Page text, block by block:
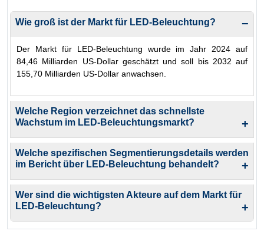
Wie groß ist der Markt für LED-Beleuchtung? −
Der Markt für LED-Beleuchtung wurde im Jahr 2024 auf
84,46 Milliarden US-Dollar geschätzt und soll bis 2032 auf
155,70 Milliarden US-Dollar anwachsen.
Welche Region verzeichnet das schnellste
Wachstum im LED-Beleuchtungsmarkt?
+
Welche spezifischen Segmentierungsdetails werden
im Bericht über LED-Beleuchtung behandelt?
+
Wer sind die wichtigsten Akteure auf dem Markt für
LED-Beleuchtung?
+